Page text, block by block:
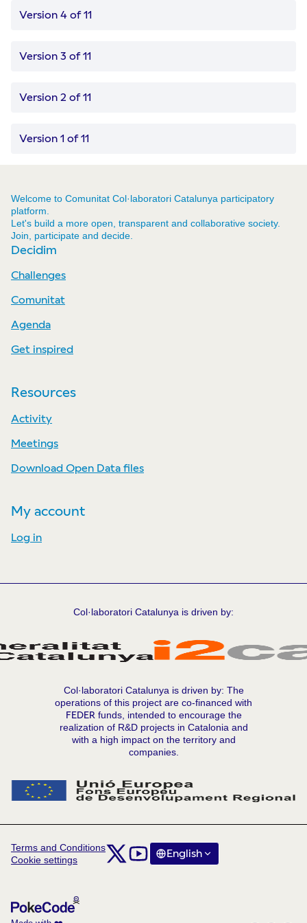
Version 4 of 11
Version 3 of 11
Version 2 of 11
Version 1 of 11
Welcome to Comunitat Col·laboratori Catalunya participatory
platform.
Let's build a more open, transparent and collaborative society.
Join, participate and decide.
Decidim
Challenges
Comunitat
Agenda
Get inspired
Resources
Activity
Meetings
Download Open Data files
My account
Log in
Col·laboratori Catalunya is driven by:
Col·laboratori Catalunya is driven by: The
operations of this project are co-financed with
FEDER funds, intended to encourage the
realization of R&D projects in Catalonia and
with a high impact on the territory and
companies.
Terms and Conditions
Cookie settings
Comunitat Col·laboratori Catalunya at X
Comunitat Col·laboratori Catalunya at
English
Triar la llengua